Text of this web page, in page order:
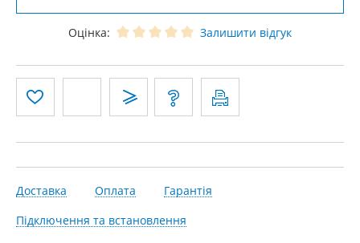
Оцінка: Залишити відгук
Доставка Оплата
Гарантія
Підключення та встановлення